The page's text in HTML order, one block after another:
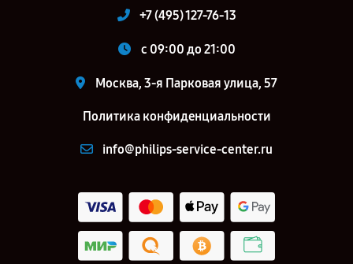
+7 (495) 127-76-13
c 09:00 до 21:00
Москва, 3-я Парковая улица, 57
Политика конфиденциальности
info@philips-service-center.ru